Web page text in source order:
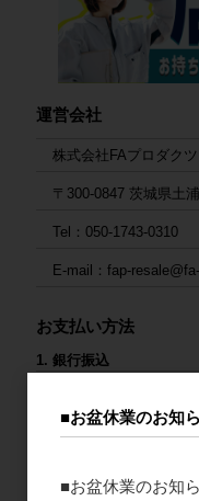
運営会社
株式会社FAプロダクツ
〒300-0847 茨城県土
Tel：050-1743-0310
E-mail：fap-
お支払い方法
1. 銀行振込
をお願いいたします。
（振込先）
■お盆休業のお知
■お盆休業のお知